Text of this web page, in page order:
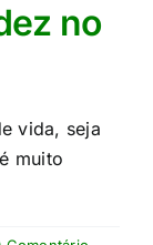
no
vida, seja
muito